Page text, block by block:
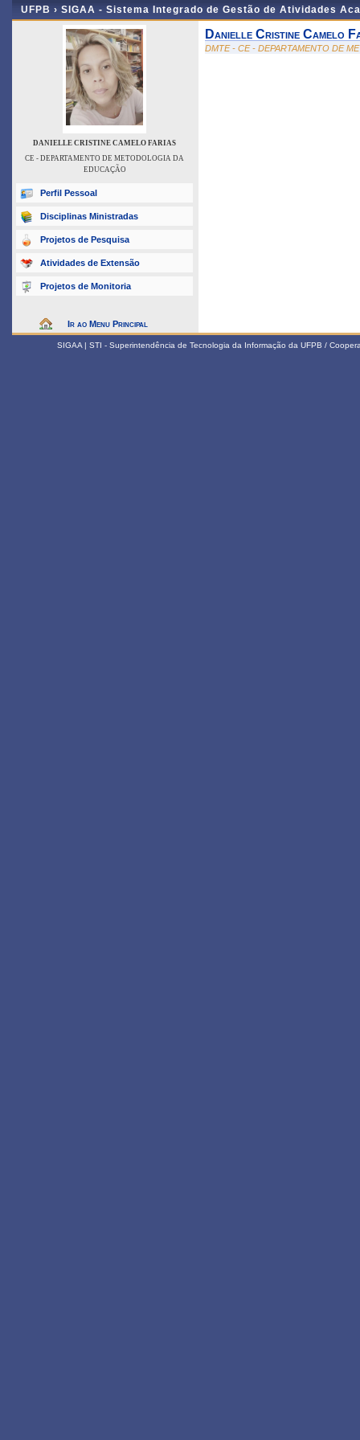
UFPB › SIGAA - Sistema Integrado de Gestão de Atividades
DANIELLE CRISTINE CAMELO FARIAS
CE - DEPARTAMENTO DE METODOLOGIA DA
EDUCAÇÃO
Perfil Pessoal
Disciplinas Ministradas
Projetos de Pesquisa
Atividades de Extensão
Projetos de Monitoria
Ir ao Menu Principal
Danielle Cristine Camelo
DMTE - CE - DEPARTAMENTO DE
SIGAA | STI - Superintendência de Tecnologia da Informação da UFPB /